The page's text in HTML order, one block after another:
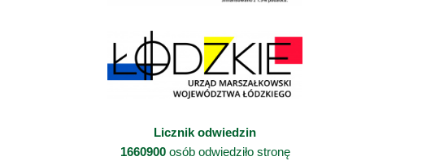
Licznik odwiedzin
1660900osób odwiedziło stronę